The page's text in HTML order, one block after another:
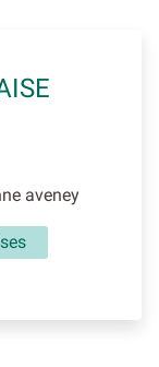
aveney